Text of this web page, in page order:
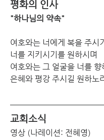
평화의 인사
"하나님의 약속"
여호와는 너에게 복을 주시
너를 지키시기를 원하시며
여호와는 그 얼굴을 너를
은혜와 평강 주시길 원하노
교회소식
영상 (나레이션: 전혜영)